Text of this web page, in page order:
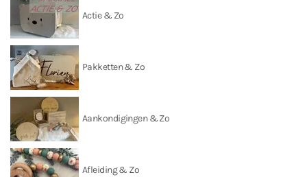
Actie & Zo
Pakketten & Zo
Aankondigingen & Zo
Afleiding & Zo